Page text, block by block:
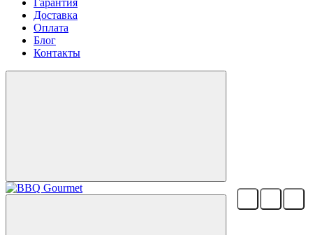
Гарантия
Доставка
Оплата
Блог
Контакты